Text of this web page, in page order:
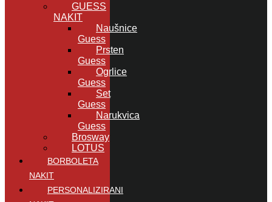
GUESS
NAKIT
Naušnice
Guess
Prsten
Guess
Ogrlice
Guess
Set
Guess
Narukvica
Guess
Brosway
LOTUS
BORBOLETA
NAKIT
PERSONALIZIRANI